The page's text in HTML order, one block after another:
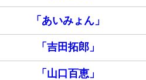
「あいみょん」
「吉田拓郎」
「山口百恵」